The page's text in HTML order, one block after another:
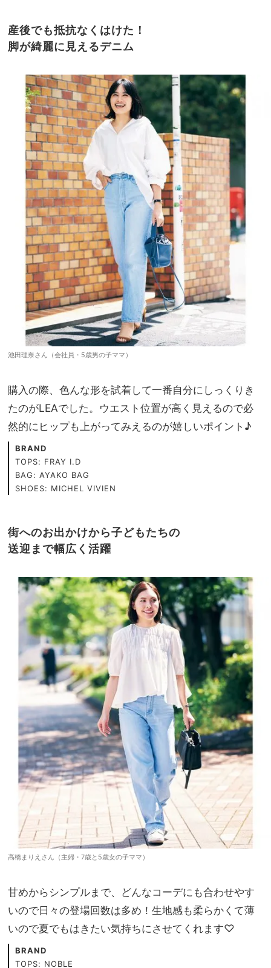
産後でも抵抗なくはけた！
脚が綺麗に見えるデニム
池田理奈さん（会社員・5歳男の子ママ）
購入の際、色んな形を試着して一番自分にしっくりき
たのがLEAでした。ウエスト位置が高く見えるので必
然的にヒップも上がってみえるのが嬉しいポイント♪
BRAND
TOPS: FRAY I.D
BAG: AYAKO BAG
SHOES: MICHEL VIVIEN
街へのお出かけから子どもたちの
送迎まで幅広く活躍
高橋まりえさん（主婦・7歳と5歳女の子ママ）
甘めからシンプルまで、どんなコーデにも合わせやす
いので日々の登場回数は多め！生地感も柔らかくて薄
いので夏でもはきたい気持ちにさせてくれます♡
BRAND
TOPS: NOBLE